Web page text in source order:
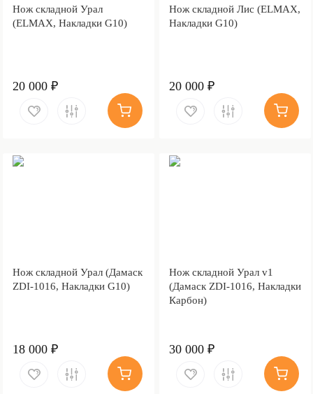
Нож складной Урал
(ELMAX, Накладки G10)
20 000 ₽
Нож складной Лис (ELMAX,
Накладки G10)
20 000 ₽
Нож складной Урал (Дамаск
ZDI-1016, Накладки G10)
18 000 ₽
Нож складной Урал v1
(Дамаск ZDI-1016, Накладки
Карбон)
30 000 ₽